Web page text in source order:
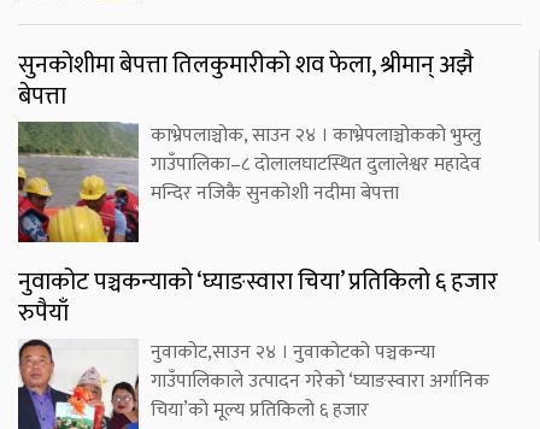
सुनकोशीमा बेपत्ता तिलकुमारीको शव फेला, श्रीमान् अझै
बेपत्ता
काभ्रेपलाञ्चोक, साउन २४ । काभ्रेपलाञ्चोकको भुम्लु
गाउँपालिका–८ दोलालघाटस्थित दुलालेश्वर महादेव
मन्दिर नजिकै सुनकोशी नदीमा बेपत्ता
नुवाकोट पञ्चकन्याको ‘घ्याङस्वारा चिया’ प्रतिकिलो ६ हजार
रुपैयाँ
नुवाकोट,साउन २४ । नुवाकोटको पञ्चकन्या
गाउँपालिकाले उत्पादन गरेको ‘घ्याङस्वारा अर्गानिक
चिया’को मूल्य प्रतिकिलो ६ हजार